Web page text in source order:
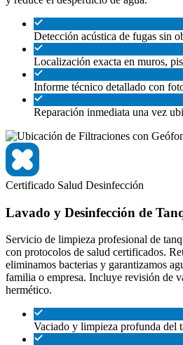
Detección acústica de fugas sin
Localización exacta en muros,
Informe técnico detallado con
Reparación inmediata una vez
Certificado Salud Desinfección
Lavado y Desinfección de
Servicio de limpieza profesional de
con protocolos de salud certificados.
eliminamos bacterias y garantizamos
familia o empresa. Incluye revisión de
hermético.
Vaciado y limpieza profunda del